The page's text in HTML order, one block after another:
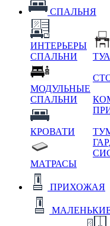
СПАЛЬНЯ
ИНТЕРЬЕРЫ
СПАЛЬНИ
МОДУЛЬНЫЕ
СПАЛЬНИ
КРОВАТИ
МАТРАСЫ
ПРИХОЖАЯ